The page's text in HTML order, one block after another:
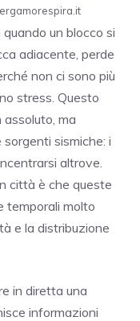
un blocco si
adiacente, perde
non ci sono più
stress. Questo
ma
sismiche: i
altrove.
città è che queste
temporali molto
e la distribuzione
in diretta una
informazioni